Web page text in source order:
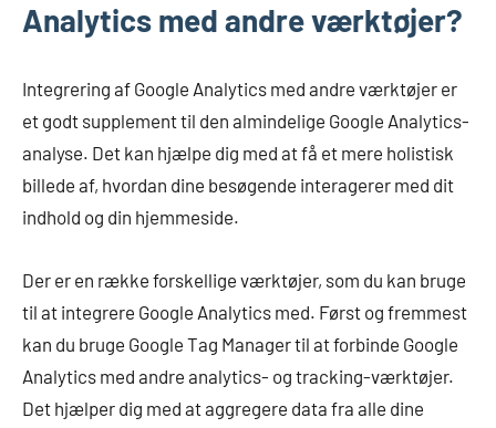
Analytics med andre værktøjer?
Integrering af Google Analytics med andre værktøjer er
et godt supplement til den almindelige Google Analytics-
analyse. Det kan hjælpe dig med at få et mere holistisk
billede af, hvordan dine besøgende interagerer med dit
indhold og din hjemmeside.
Der er en række forskellige værktøjer, som du kan bruge
til at integrere Google Analytics med. Først og fremmest
kan du bruge Google Tag Manager til at forbinde Google
Analytics med andre analytics- og tracking-værktøjer.
Det hjælper dig med at aggregere data fra alle dine